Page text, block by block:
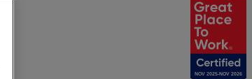
NOV 2025-NOV 2026